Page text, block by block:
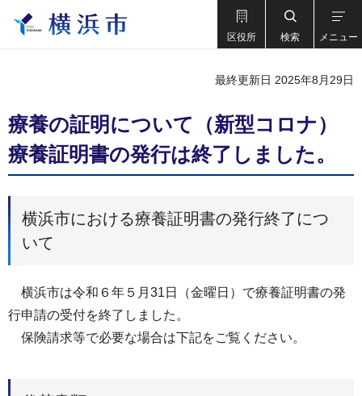
区役所 検索 メニュー
最終更新日 2025年8月29日
療養の証明について（新型コロナ）
療養証明書の発行は終了しました。
横浜市における療養証明書の発行終了につ
いて
横浜市は令和６年５月31日（金曜日）で療養証明書の発
行申請の受付を終了しました。
保険請求等で必要な場合は下記をご覧ください。